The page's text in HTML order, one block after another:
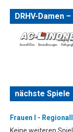
DRHV-Damen
nächste Spiele
Frauen I -
Keine weiteren